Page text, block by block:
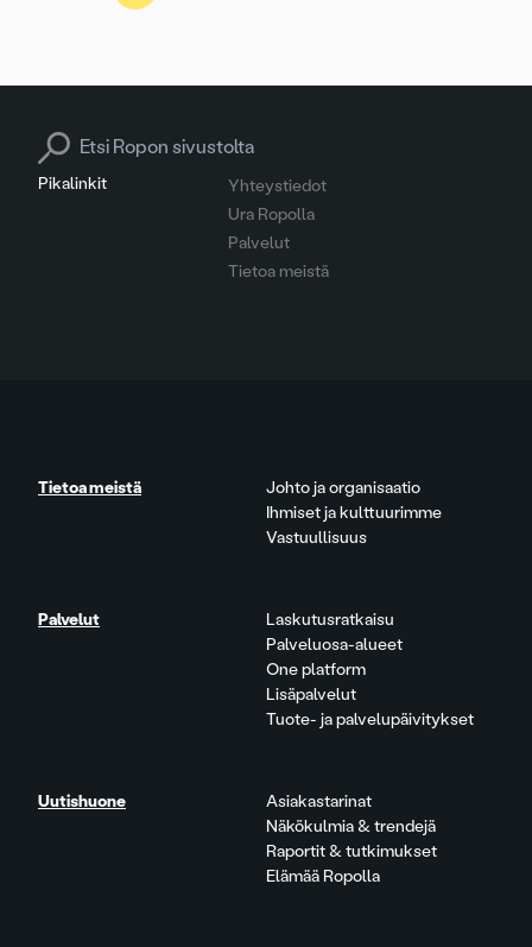
Pikalinkit
Yhteystiedot
Ura Ropolla
Palvelut
Tietoa meistä
Search for:
Tietoa meistä
Johto ja organisaatio
Ihmiset ja kulttuurimme
Vastuullisuus
Palvelut
Laskutusratkaisu
Palveluosa-alueet
One platform
Lisäpalvelut
Tuote- ja palvelupäivitykset
Uutishuone
Asiakastarinat
Näkökulmia & trendejä
Raportit & tutkimukset
Elämää Ropolla